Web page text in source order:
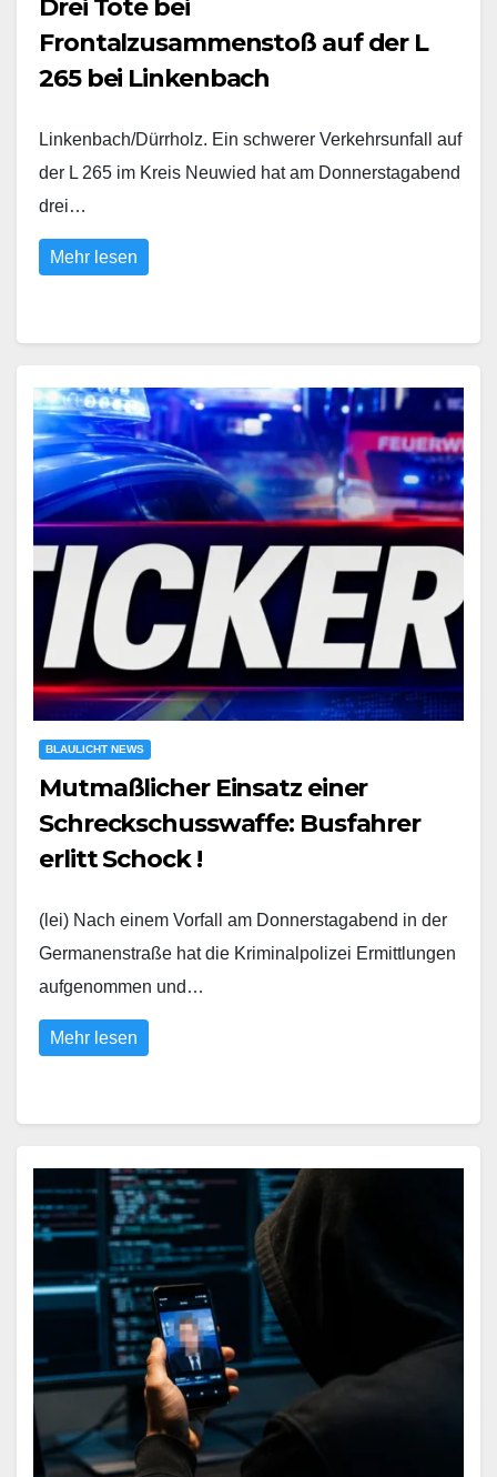
Drei Tote bei
Frontalzusammenstoß auf der L
265 bei Linkenbach
Linkenbach/Dürrholz. Ein schwerer Verkehrsunfall auf
der L 265 im Kreis Neuwied hat am Donnerstagabend
drei…
Mehr lesen
BLAULICHT NEWS
Mutmaßlicher Einsatz einer
Schreckschusswaffe: Busfahrer
erlitt Schock !
(lei) Nach einem Vorfall am Donnerstagabend in der
Germanenstraße hat die Kriminalpolizei Ermittlungen
aufgenommen und…
Mehr lesen